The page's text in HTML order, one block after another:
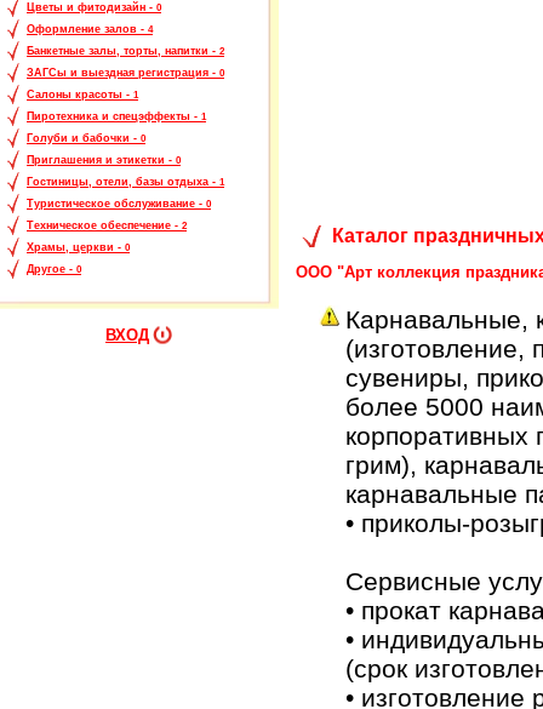
Цветы и фитодизайн - 0
Оформление залов - 4
Банкетные залы, торты, напитки - 2
ЗАГСы и выездная регистрация - 0
Салоны красоты - 1
Пиротехника и спецэффекты - 1
Голуби и бабочки - 0
Приглашения и этикетки - 0
Гостиницы, отели, базы отдыха - 1
Туристическое обслуживание - 0
Техническое обеспечение - 2
Храмы, церкви - 0
Другое - 0
ВХОД
Каталог
ООО "Арт коллекция
Карнавальные,
(изготовление,
сувениры,
более 5000
грим),
карнавальные
• приколы-
Сервисные
• прокат
•
(срок
• изготовление